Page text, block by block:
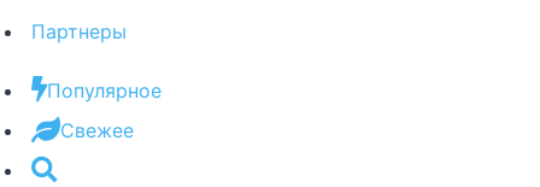
Партнеры
Популярное
Свежее